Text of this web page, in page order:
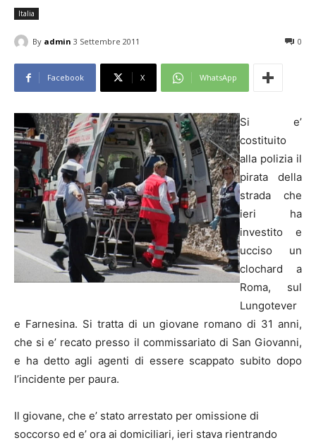
Italia
By admin 3 Settembre 2011 0
Facebook X WhatsApp
Si e’
costituito
alla polizia il
pirata della
strada che
ieri ha
investito e
ucciso un
clochard a
Roma, sul
Lungotever
e Farnesina. Si tratta di un giovane romano di 31 anni,
che si e’ recato presso il commissariato di San Giovanni,
e ha detto agli agenti di essere scappato subito dopo
l’incidente per paura.
Il giovane, che e’ stato arrestato per omissione di
soccorso ed e’ ora ai domiciliari, ieri stava rientrando